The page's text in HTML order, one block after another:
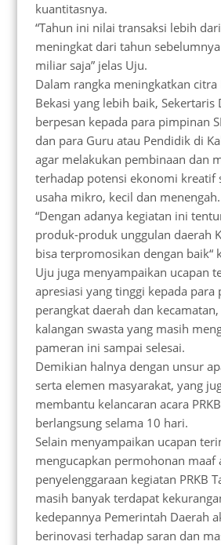
kuantitasnya.
“Tahun ini nilai transaksi lebih
meningkat dari tahun
miliar saja” jelas Uju.
Dalam rangka meningkatkan citra
Bekasi yang lebih baik, Sekertaris
berpesan kepada para pimpinan
dan para Guru atau Pendidik di
agar melakukan pembinaan dan
terhadap potensi ekonomi kreatif
usaha mikro, kecil dan menengah.
“Dengan adanya kegiatan ini
produk-produk unggulan daerah
bisa terpromosikan dengan baik“
Uju juga menyampaikan ucapan
apresiasi yang tinggi kepada para
perangkat daerah dan
kalangan swasta yang masih
pameran ini sampai selesai.
Demikian halnya dengan unsur
serta elemen masyarakat, yang
membantu kelancaran acara
berlangsung selama 10 hari.
Selain menyampaikan ucapan
mengucapkan permohonan maaf
penyelenggaraan kegiatan PRKB
masih banyak terdapat
kedepannya Pemerintah Daerah
berinovasi terhadap saran dan